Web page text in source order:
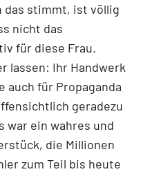
das stimmt, ist völlig
nicht das
für diese Frau.
lassen: Ihr Handwerk
auch für Propaganda
geradezu
war ein wahres und
die Millionen
zum Teil bis heute